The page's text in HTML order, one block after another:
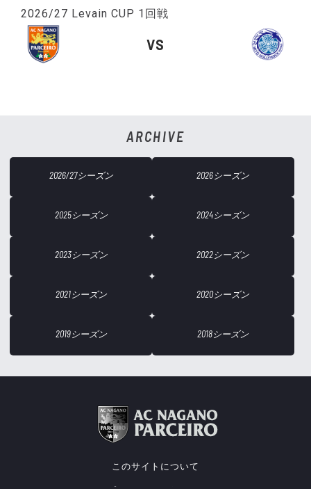
2026/27 Levain CUP 1回戦
VS
ARCHIVE
2026/27シーズン 2026シーズン
2025シーズン 2024シーズン
2023シーズン 2022シーズン
2021シーズン 2020シーズン
2019シーズン 2018シーズン
このサイトについて